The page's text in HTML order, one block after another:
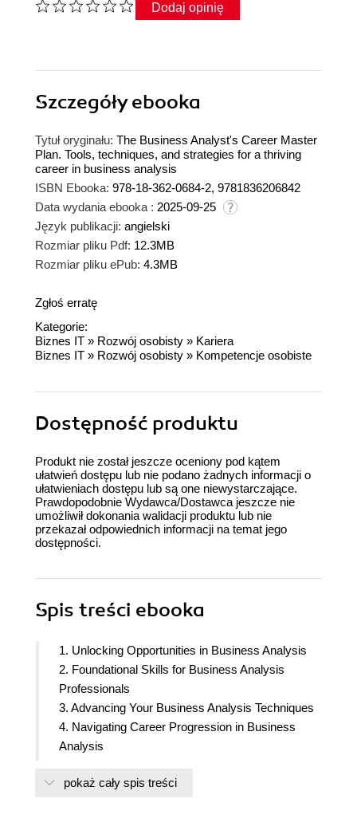
Dodaj opinię
Szczegółyebooka
Tytuł oryginału: The Business Analyst's Career Master
Plan. Tools, techniques, and strategies for a thriving
career in business analysis
ISBN Ebooka: 978-18-362-0684-2, 9781836206842
Data wydania ebooka : 2025-09-25
Język publikacji: angielski
Rozmiar pliku Pdf: 12.3MB
Rozmiar pliku ePub: 4.3MB
Zgłoś erratę
Kategorie:
Biznes IT » Rozwój osobisty » Kariera
Biznes IT » Rozwój osobisty » Kompetencje osobiste
Dostępność produktu
Produkt nie został jeszcze oceniony pod kątem
ułatwień dostępu lub nie podano żadnych informacji o
ułatwieniach dostępu lub są one niewystarczające.
Prawdopodobnie Wydawca/Dostawca jeszcze nie
umożliwił dokonania walidacji produktu lub nie
przekazał odpowiednich informacji na temat jego
dostępności.
Spis treści ebooka
1. Unlocking Opportunities in Business Analysis
2. Foundational Skills for Business Analysis
Professionals
3. Advancing Your Business Analysis Techniques
4. Navigating Career Progression in Business
Analysis
6. Business Analysis Certifications and Training
pokaż cały spis treści